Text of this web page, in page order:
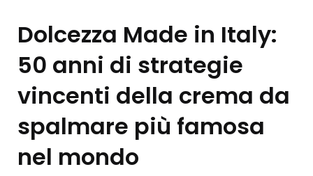
Dolcezza Made in Italy:
50 anni di strategie
vincenti della crema da
spalmare più famosa
nel mondo